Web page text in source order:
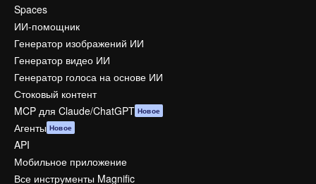
Spaces
ИИ-помощник
Генератор изображений ИИ
Генератор видео ИИ
Генератор голоса на основе ИИ
Стоковый контент
MCP для Claude/ChatGPT Новое
Агенты Новое
API
Мобильное приложение
Все инструменты Magnific